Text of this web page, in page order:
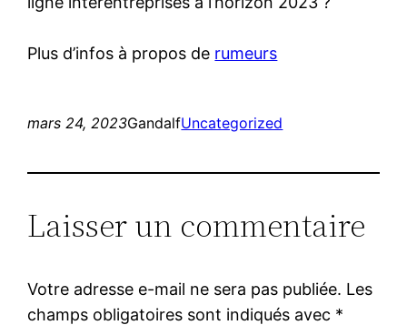
Plus d’infos à propos de rumeurs
mars 24, 2023GandalfUncategorized
Laisser un commentaire
Votre adresse e-mail ne sera pas publiée. Les
champs obligatoires sont indiqués avec *